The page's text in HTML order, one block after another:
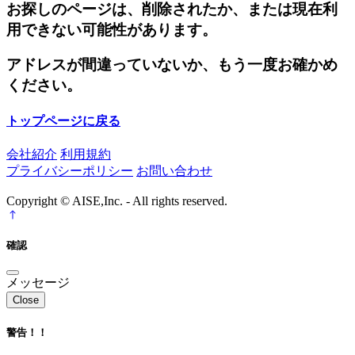
お探しのページは、削除されたか、または現在利
用できない可能性があります。
アドレスが間違っていないか、もう一度お確かめ
ください。
トップページに戻る
会社紹介 利用規約
プライバシーポリシー お問い合わせ
Copyright © AISE,Inc. - All rights reserved.
確認
メッセージ
Close
警告！！